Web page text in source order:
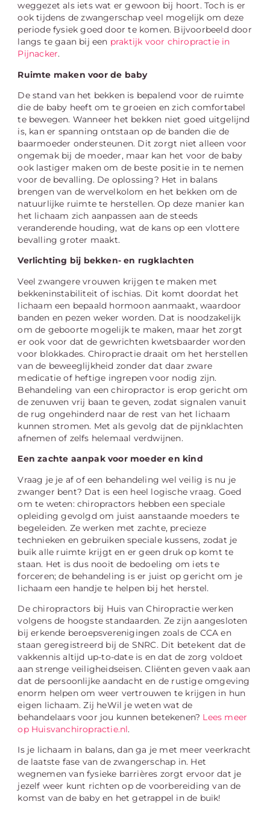
weggezet als iets wat er gewoon bij hoort. Toch is er
ook tijdens de zwangerschap veel mogelijk om deze
periode fysiek goed door te komen. Bijvoorbeeld door
langs te gaan bij een praktijk voor chiropractie in
Pijnacker.
Ruimte maken voor de baby
De stand van het bekken is bepalend voor de ruimte
die de baby heeft om te groeien en zich comfortabel
te bewegen. Wanneer het bekken niet goed uitgelijnd
is, kan er spanning ontstaan op de banden die de
baarmoeder ondersteunen. Dit zorgt niet alleen voor
ongemak bij de moeder, maar kan het voor de baby
ook lastiger maken om de beste positie in te nemen
voor de bevalling. De oplossing? Het in balans
brengen van de wervelkolom en het bekken om de
natuurlijke ruimte te herstellen. Op deze manier kan
het lichaam zich aanpassen aan de steeds
veranderende houding, wat de kans op een vlottere
bevalling groter maakt.
Verlichting bij bekken- en rugklachten
Veel zwangere vrouwen krijgen te maken met
bekkeninstabiliteit of ischias. Dit komt doordat het
lichaam een bepaald hormoon aanmaakt, waardoor
banden en pezen weker worden. Dat is noodzakelijk
om de geboorte mogelijk te maken, maar het zorgt
er ook voor dat de gewrichten kwetsbaarder worden
voor blokkades. Chiropractie draait om het herstellen
van de beweeglijkheid zonder dat daar zware
medicatie of heftige ingrepen voor nodig zijn.
Behandeling van een chiropractor is erop gericht om
de zenuwen vrij baan te geven, zodat signalen vanuit
de rug ongehinderd naar de rest van het lichaam
kunnen stromen. Met als gevolg dat de pijnklachten
afnemen of zelfs helemaal verdwijnen.
Een zachte aanpak voor moeder en kind
Vraag je je af of een behandeling wel veilig is nu je
zwanger bent? Dat is een heel logische vraag. Goed
om te weten: chiropractors hebben een speciale
opleiding gevolgd om juist aanstaande moeders te
begeleiden. Ze werken met zachte, precieze
technieken en gebruiken speciale kussens, zodat je
buik alle ruimte krijgt en er geen druk op komt te
staan. Het is dus nooit de bedoeling om iets te
forceren; de behandeling is er juist op gericht om je
lichaam een handje te helpen bij het herstel.
De chiropractors bij Huis van Chiropractie werken
volgens de hoogste standaarden. Ze zijn aangesloten
bij erkende beroepsverenigingen zoals de CCA en
staan geregistreerd bij de SNRC. Dit betekent dat de
vakkennis altijd up-to-date is en dat de zorg voldoet
aan strenge veiligheidseisen. Cliënten geven vaak aan
dat de persoonlijke aandacht en de rustige omgeving
enorm helpen om weer vertrouwen te krijgen in hun
eigen lichaam. Zij heWil je weten wat de
behandelaars voor jou kunnen betekenen? Lees meer
op Huisvanchiropractie.nl.
Is je lichaam in balans, dan ga je met meer veerkracht
de laatste fase van de zwangerschap in. Het
wegnemen van fysieke barrières zorgt ervoor dat je
jezelf weer kunt richten op de voorbereiding van de
komst van de baby en het getrappel in de buik!